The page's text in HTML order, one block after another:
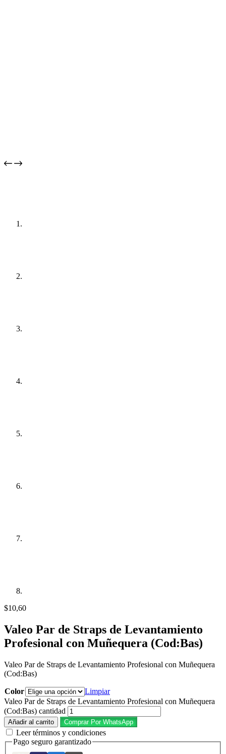
$10,60
Valeo Par de Straps de Levantamiento
Profesional con Muñequera (Cod:Bas)
Valeo Par de Straps de Levantamiento Profesional con Muñequera
(Cod:Bas)
Color
Limpiar
Valeo Par de Straps de Levantamiento Profesional con Muñequera
(Cod:Bas) cantidad
Añadir al carrito Comprar Por WhatsApp
Leer términos y condiciones
Pago seguro garantizado